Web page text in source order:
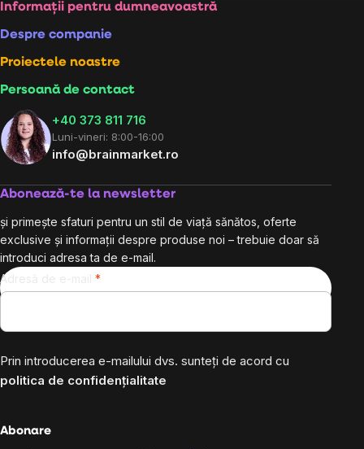
Subsol
Informații pentru dumneavoastră
Despre companie
Proiectele noastre
Persoană de contact
+40 373 811 716
Luni-vineri: 8:00-16:00
info@brainmarket.ro
Abonează-te la newsletter
și primește sfaturi pentru un stil de viață sănătos, oferte
exclusive și informații despre produse noi – trebuie doar să
introduci adresa ta de e-mail.
Adresă de e-mail
Prin introducerea e-mailului dvs. sunteți de acord cu
politica de confidențialitate
Abonare